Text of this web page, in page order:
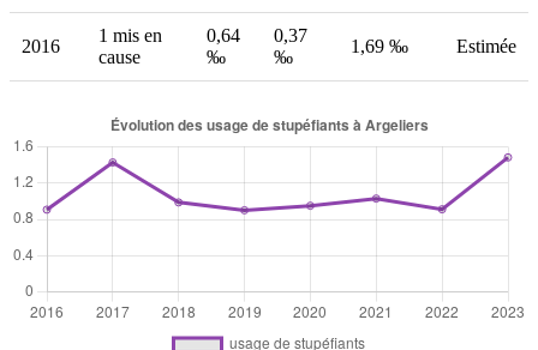
2016
1 mis en
cause
0,64
‰
0,37
‰
1,69 ‰ Estimée